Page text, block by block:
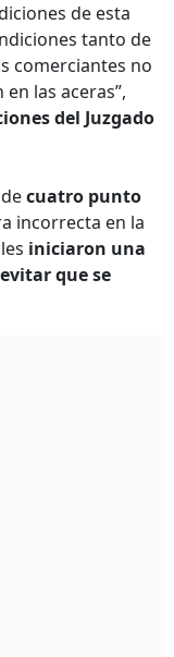
de esta
tanto de
comerciantes no
las aceras”,
del Juzgado
cuatro punto
incorrecta en la
iniciaron una
que se